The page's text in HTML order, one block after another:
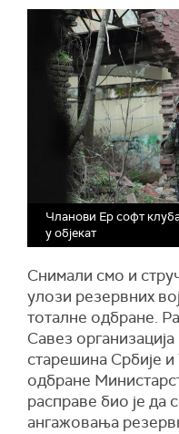
Чланови Eр софт
у објекат
Снимали смо и
улози резервних
тоталне одбране.
Савез
старешина Србије
одбране
расправе био је да
ангажовања